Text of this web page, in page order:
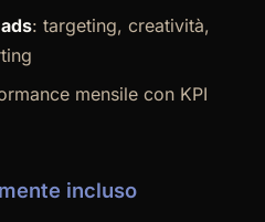
: targeting, creatività,
mensile con KPI
incluso